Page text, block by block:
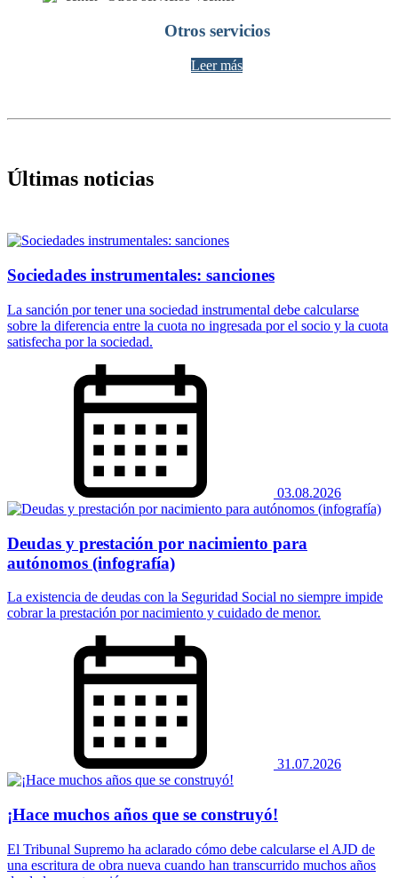
Otros servicios
Leer más
Últimas noticias
Sociedades instrumentales: sanciones
La sanción por tener una sociedad instrumental debe calcularse
sobre la diferencia entre la cuota no ingresada por el socio y la cuota
satisfecha por la sociedad.
03.08.2026
Deudas y prestación por nacimiento para
autónomos (infografía)
La existencia de deudas con la Seguridad Social no siempre impide
cobrar la prestación por nacimiento y cuidado de menor.
31.07.2026
¡Hace muchos años que se construyó!
El Tribunal Supremo ha aclarado cómo debe calcularse el AJD de
una escritura de obra nueva cuando han transcurrido muchos años